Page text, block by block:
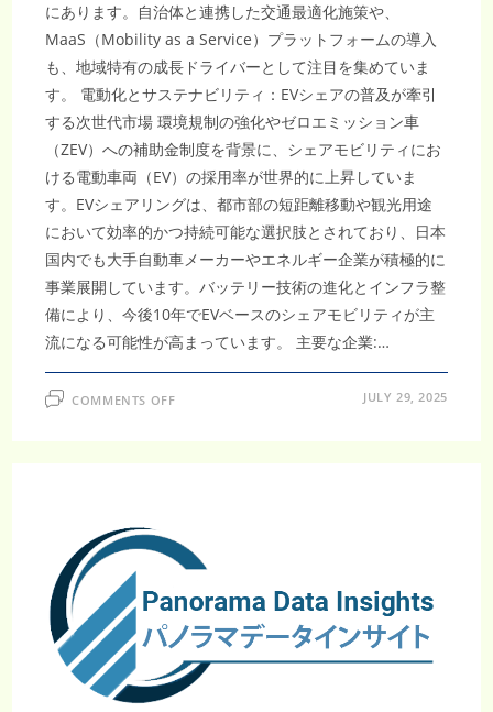
にあります。自治体と連携した交通最適化施策や、
MaaS（Mobility as a Service）プラットフォームの導入
も、地域特有の成長ドライバーとして注目を集めていま
す。 電動化とサステナビリティ：EVシェアの普及が牽引
する次世代市場 環境規制の強化やゼロエミッション車
（ZEV）への補助金制度を背景に、シェアモビリティにお
ける電動車両（EV）の採用率が世界的に上昇していま
す。EVシェアリングは、都市部の短距離移動や観光用途
において効率的かつ持続可能な選択肢とされており、日本
国内でも大手自動車メーカーやエネルギー企業が積極的に
事業展開しています。バッテリー技術の進化とインフラ整
備により、今後10年でEVベースのシェアモビリティが主
流になる可能性が高まっています。 主要な企業:…
COMMENTS OFFON
ル
突
破
世
界
の
シ
ェ
ア
モ
ビ
JULY 29, 2025